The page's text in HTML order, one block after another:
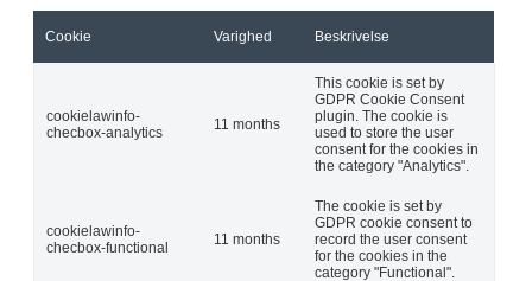
Cookie Varighed Beskrivelse
cookielawinfo-
checbox-analytics
11 months
This cookie is set by
GDPR Cookie Consent
plugin. The cookie is
used to store the user
consent for the cookies in
the category "Analytics".
cookielawinfo-
checbox-functional
11 months
The cookie is set by
GDPR cookie consent to
record the user consent
for the cookies in the
category "Functional".